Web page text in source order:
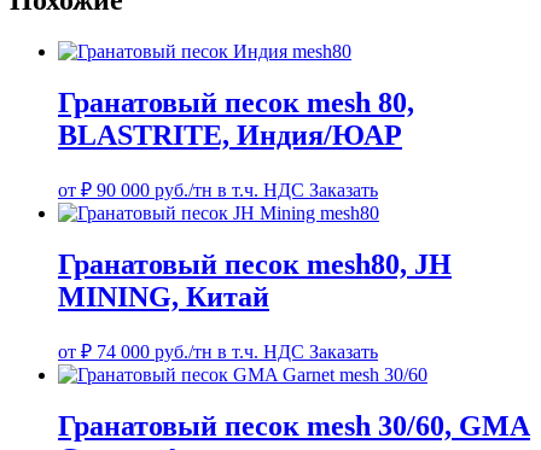
Гранатовый песок mesh 80,
BLASTRITE, Индия/ЮАР
от ₽ 90 000 руб./тн в т.ч. НДС Заказать
Гранатовый песок mesh80, JH
MINING, Китай
от ₽ 74 000 руб./тн в т.ч. НДС Заказать
Гранатовый песок mesh 30/60, GMA